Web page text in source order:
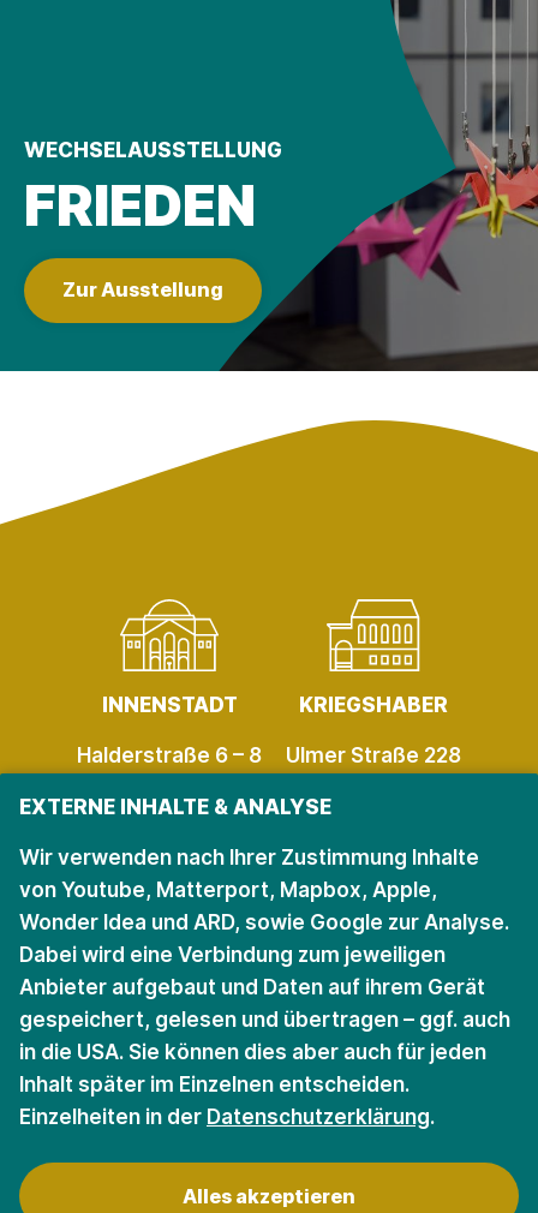
EXTERNE INHALTE & ANALYSE
Wir verwenden nach Ihrer Zustimmung Inhalte
von Youtube, Matterport, Mapbox, Apple,
Wonder Idea und ARD, sowie Google zur Analyse.
Dabei wird eine Verbindung zum jeweiligen
Anbieter aufgebaut und Daten auf ihrem Gerät
gespeichert, gelesen und übertragen – ggf. auch
in die USA. Sie können dies aber auch für jeden
Inhalt später im Einzelnen entscheiden.
Einzelheiten in der Datenschutzerklärung.
Alles akzeptieren
WECHSELAUSSTELLUNG
FRIEDEN
Zur Ausstellung
INNENSTADT
Halderstraße 6 – 8
KRIEGSHABER
Ulmer Straße 228
Bleiben Sie auf dem
Laufenden.
Für den Newsletter anmelden